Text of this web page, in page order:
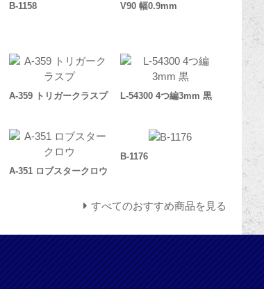
B-1158 V90 幅0.9mm
A-359 トリガークラスプ
L-54300 4つ編3mm 黒
A-351 ロブスタークロウ
B-1176
すべてのおすすめ商品を見る